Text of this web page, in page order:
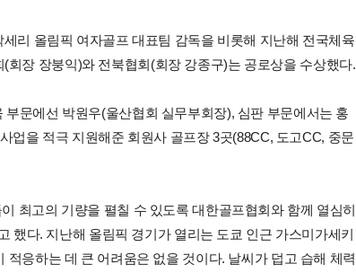
리 올림픽 여자골프 대표팀 감독을 비롯해 지난해 전국체육
장 장붕익)와 전북협회(회장 강종구)는 공로상을 수상했다.
문에선 박원우(울산협회 실무부회장), 심판 부문에서는 홍
업을 적극 지원해준 회원사 골프장 3곳(88CC, 도고CC, 중문
최고의 기량을 펼칠 수 있도록 대한골프협회와 함께 열심히
했다. 지난해 올림픽 경기가 열리는 도쿄 인근 가스미가세키
응하는 데 큰 어려움은 없을 것이다. 날씨가 덥고 습해 체력